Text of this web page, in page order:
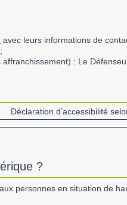
avec leurs informations de
: Le
Déclaration d’accessibilité
?
personnes en situation de